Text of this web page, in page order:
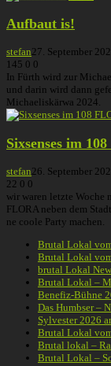
Aufbaut is!
stefan27. September
145 0 0
In Fürth wird zur
und darin wird dann
Michaeliskärwa 2024.
Sixsenses im
stefan26. September
22 0 0
wir waren letzte Woche
FLORA neben dem
ne coole Party machen.
Brutal Lokal
Brutal Lokal
brutal Lokal
Brutal Lokal –
Benefiz-Bühne
Das Humbser –
Sylvester 2026
Brutal Lokal
Brutal lokal –
Brutal Lokal –